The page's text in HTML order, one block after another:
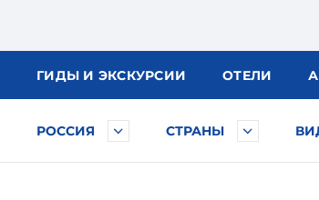
ГИДЫ И ЭКСКУРСИИ ОТЕЛИ
РОССИЯ СТРАНЫ